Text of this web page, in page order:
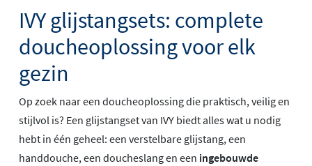
IVY glijstangsets: complete
doucheoplossing voor elk
gezin
Op zoek naar een doucheoplossing die praktisch, veilig en
stijlvol is? Een glijstangset van IVY biedt alles wat u nodig
hebt in één geheel: een verstelbare glijstang, een
handdouche, een doucheslang en een ingebouwde